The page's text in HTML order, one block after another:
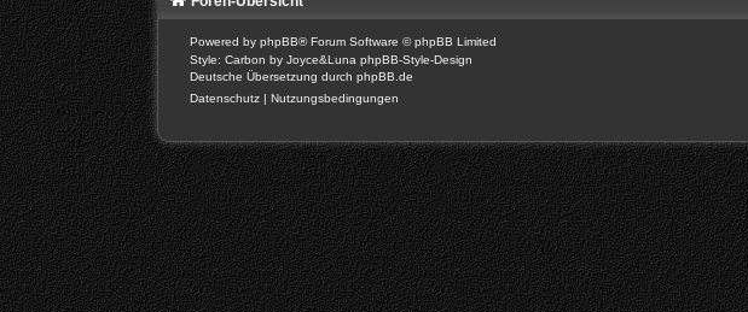
Powered by phpBB® Forum Software © phpBB Limited
Style: Carbon by Joyce&Luna phpBB-Style-Design
Deutsche Übersetzung durch phpBB.de
Datenschutz | Nutzungsbedingungen